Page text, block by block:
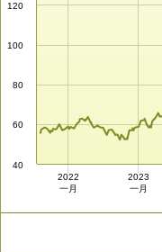
40
60
80
100
120
2022
一月
2023
一月